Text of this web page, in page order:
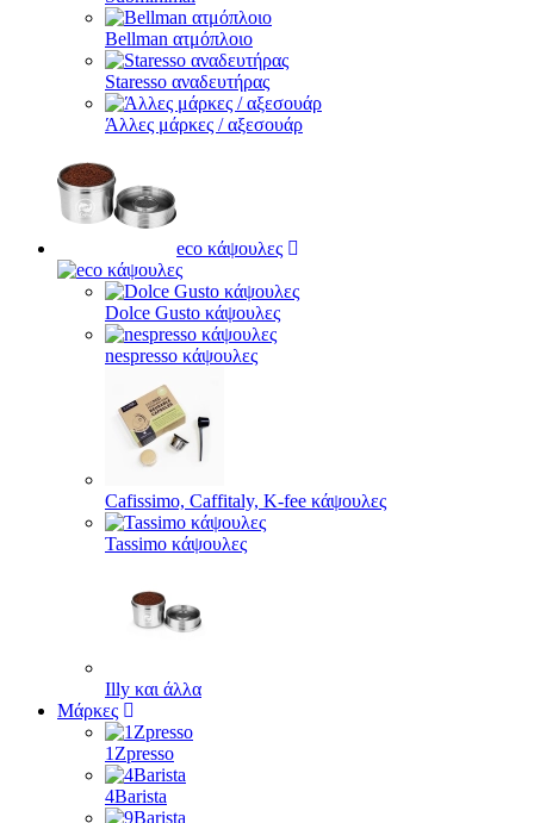
Bellman ατμόπλοιο
Staresso αναδευτήρας
Άλλες μάρκες / αξεσουάρ
eco κάψουλες
Dolce Gusto κάψουλες
nespresso κάψουλες
Cafissimo, Caffitaly, K-fee κάψουλες
Tassimo κάψουλες
Illy και άλλα
Μάρκες
1Zpresso
4Barista